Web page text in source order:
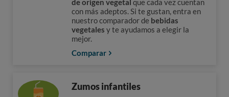
de origen vegetal que cada vez cuentan
con más adeptos. Si te gustan, entra en
nuestro comparador de bebidas
vegetales y te ayudamos a elegir la
mejor.
Comparar
Zumos infantiles